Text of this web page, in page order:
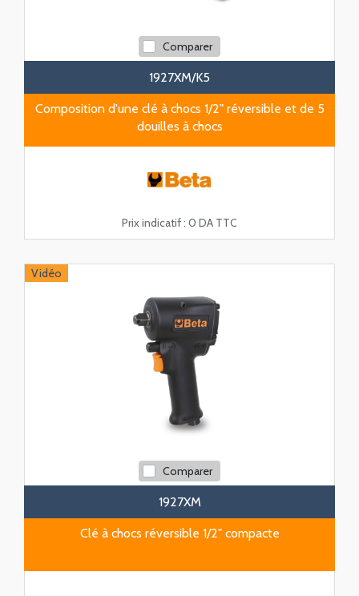
Comparer
1927XM/K5
Composition d'une clé à chocs 1/2" réversible et de 5
douilles à chocs
Prix indicatif : 0 DA TTC
Vidéo
Comparer
1927XM
Clé à chocs réversible 1/2" compacte